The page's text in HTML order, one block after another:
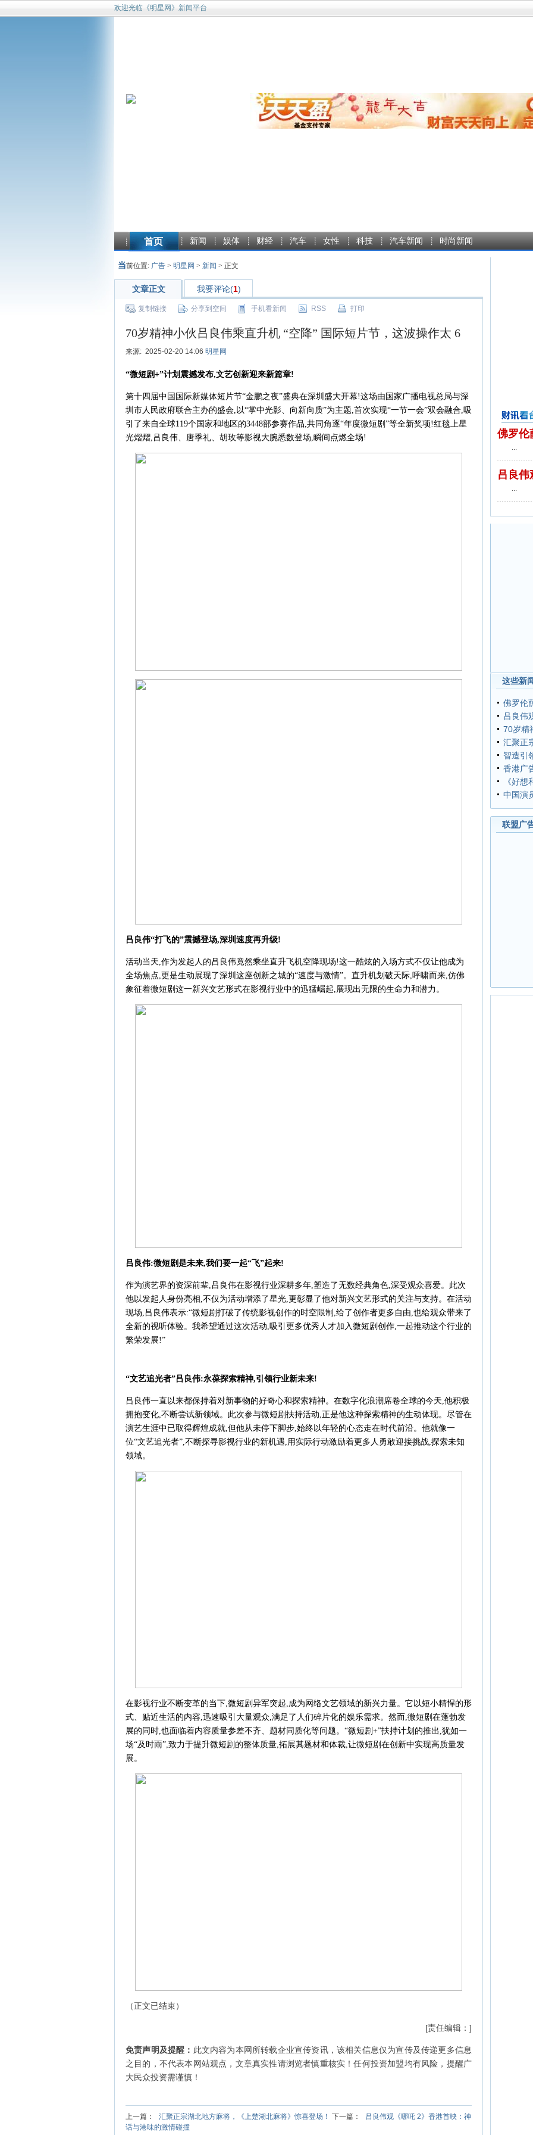
欢迎光临《明星网》新闻平台
首页 新闻 娱体 财经 汽车 女性 科技 汽车新闻 时尚新闻
当前位置: 广告 > 明星网 > 新闻 > 正文
文章正文 我要评论(1)
复制链接 分享到空间 手机看新闻 RSS 打印
70岁精神小伙吕良伟乘直升机 “空降” 国际短片节，这波操作太 6
来源: 2025-02-20 14:06 明星网
“微短剧+”计划震撼发布,文艺创新迎来新篇章!
第十四届中国国际新媒体短片节“金鹏之夜”盛典在深圳盛大开幕!这场由国家广播电视总局与深
圳市人民政府联合主办的盛会,以“掌中光影、向新向质”为主题,首次实现“一节一会”双会融合,吸
引了来自全球119个国家和地区的3448部参赛作品,共同角逐“年度微短剧”等全新奖项!红毯上星
光熠熠,吕良伟、唐季礼、胡玫等影视大腕悉数登场,瞬间点燃全场!
吕良伟“打飞的”震撼登场,深圳速度再升级!
活动当天,作为发起人的吕良伟竟然乘坐直升飞机空降现场!这一酷炫的入场方式不仅让他成为
全场焦点,更是生动展现了深圳这座创新之城的“速度与激情”。直升机划破天际,呼啸而来,仿佛
象征着微短剧这一新兴文艺形式在影视行业中的迅猛崛起,展现出无限的生命力和潜力。
吕良伟:微短剧是未来,我们要一起“ 飞”起来!
作为演艺界的资深前辈,吕良伟在影视行业深耕多年,塑造了无数经典角色,深受观众喜爱。此次
他以发起人身份亮相,不仅为活动增添了星光,更彰显了他对新兴文艺形式的关注与支持。在活动
现场,吕良伟表示:“微短剧打破了传统影视创作的时空限制,给了创作者更多自由,也给观众带来了
全新的视听体验。我希望通过这次活动,吸引更多优秀人才加入微短剧创作,一起推动这个行业的
繁荣发展!”
“文艺追光者”吕良伟:永葆探索精神,引领行业新未来!
吕良伟一直以来都保持着对新事物的好奇心和探索精神。在数字化浪潮席卷全球的今天,他积极
拥抱变化,不断尝试新领域。此次参与微短剧扶持活动,正是他这种探索精神的生动体现。尽管在
演艺生涯中已取得辉煌成就,但他从未停下脚步,始终以年轻的心态走在时代前沿。他就像一
位“文艺追光者”,不断探寻影视行业的新机遇,用实际行动激励着更多人勇敢迎接挑战,探索未知
领域。
在影视行业不断变革的当下,微短剧异军突起,成为网络文艺领域的新兴力量。它以短小精悍的形
式、贴近生活的内容,迅速吸引大量观众,满足了人们碎片化的娱乐需求。然而,微短剧在蓬勃发
展的同时,也面临着内容质量参差不齐、题材同质化等问题。“微短剧+”扶持计划的推出,犹如一
场“及时雨”,致力于提升微短剧的整体质量,拓展其题材和体裁,让微短剧在创新中实现高质量发
展。
（正文已结束）
[责任编辑：]
免责声明及提醒： 此文内容为本网所转载企业宣传资讯，该相关信息仅为宣传及传递更多信息
之目的，不代表本网站观点，文章真实性请浏览者慎重核实！任何投资加盟均有风险，提醒广
大民众投资需谨慎！
上一篇： 汇聚正宗湖北地方麻将，《上楚湖北麻将》惊喜登场！ 下一篇：
吕良伟观《哪吒 2》香港首映：神
话与港味的激情碰撞
财讯看台
佛罗伦
...
吕良伟
...
这些新
佛罗伦
吕良伟
70岁精
汇聚正
智造引
香港广
《好
中国演
联盟广